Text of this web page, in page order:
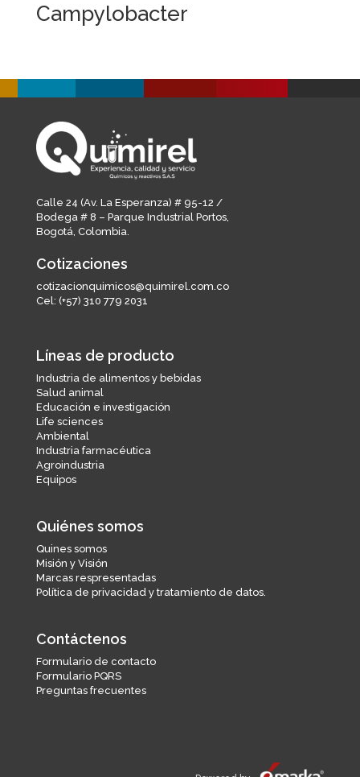
Campylobacter
Calle 24 (Av. La Esperanza) # 95-12 /
Bodega # 8 – Parque Industrial Portos,
Bogotá, Colombia.
Cotizaciones
cotizacionquimicos@quimirel.com.co
Cel: (+57) 310 779 2031
Líneas de producto
Industria de alimentos y bebidas
Salud animal
Educación e investigación
Life sciences
Ambiental
Industria farmacéutica
Agroindustria
Equipos
Quiénes somos
Quines somos
Misión y Visión
Marcas respresentadas
Política de privacidad y tratamiento de datos.
Contáctenos
Formulario de contacto
Formulario PQRS
Preguntas frecuentes